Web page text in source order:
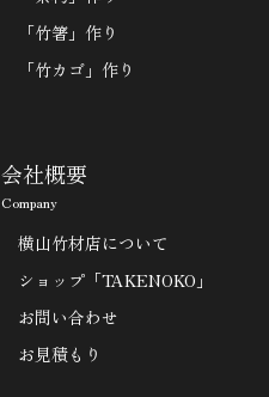
「竹箸」作り
「竹カゴ」作り
会社概要
Company
横山竹材店について
ショップ「TAKENOKO」
お問い合わせ
お見積もり